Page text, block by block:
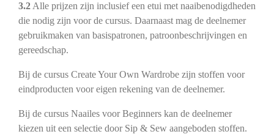
3.2 Alle prijzen zijn inclusief een etui met naaibenodigdheden
die nodig zijn voor de cursus. Daarnaast mag de deelnemer
gebruikmaken van basispatronen, patroonbeschrijvingen en
gereedschap.
Bij de cursus Create Your Own Wardrobe zijn stoffen voor
eindproducten voor eigen rekening van de deelnemer.
Bij de cursus Naailes voor Beginners kan de deelnemer
kiezen uit een selectie door Sip & Sew aangeboden stoffen.